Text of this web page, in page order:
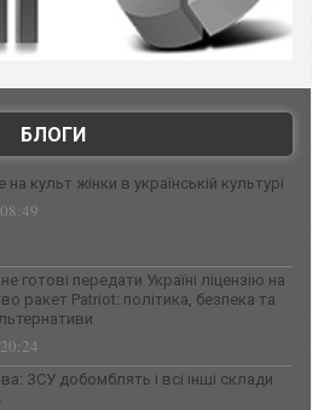
БЛОГИ
культ жінки в українській культурі
готові передати Україні ліцензію на
ракет Patriot: політика, безпека та
ЗСУ добомблять і всі інші склади